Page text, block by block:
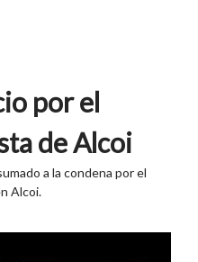
por el
de Alcoi
a la condena por el
Alcoi.